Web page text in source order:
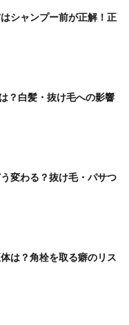
シャンプー前が正解！正
？白髪・抜け毛への影響
変わる？抜け毛・パサつ
は？角栓を取る癖のリス